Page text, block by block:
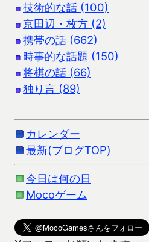
技術的な話 (100)
京田辺・枚方 (2)
携帯の話 (662)
時事的な話題 (150)
将棋の話 (66)
独り言 (89)
カレンダー
最新(ブログTOP)
今日は何の日
Mocoゲーム